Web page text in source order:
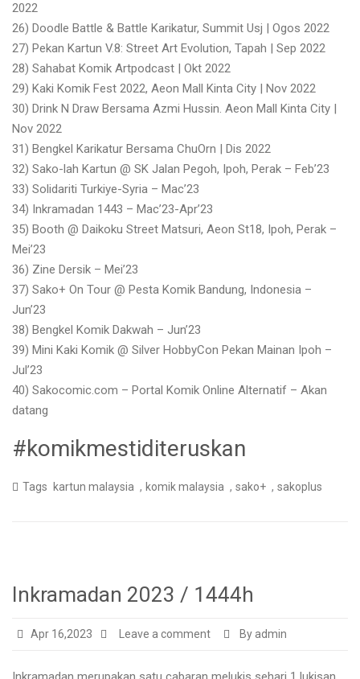
2022
26) Doodle Battle & Battle Karikatur, Summit Usj | Ogos 2022
27) Pekan Kartun V.8: Street Art Evolution, Tapah | Sep 2022
28) Sahabat Komik Artpodcast | Okt 2022
29) Kaki Komik Fest 2022, Aeon Mall Kinta City | Nov 2022
30) Drink N Draw Bersama Azmi Hussin. Aeon Mall Kinta City |
Nov 2022
31) Bengkel Karikatur Bersama ChuOrn | Dis 2022
32) Sako-lah Kartun @ SK Jalan Pegoh, Ipoh, Perak – Feb’23
33) Solidariti Turkiye-Syria – Mac’23
34) Inkramadan 1443 – Mac’23-Apr’23
35) Booth @ Daikoku Street Matsuri, Aeon St18, Ipoh, Perak –
Mei’23
36) Zine Dersik – Mei’23
37) Sako+ On Tour @ Pesta Komik Bandung, Indonesia –
Jun’23
38) Bengkel Komik Dakwah – Jun’23
39) Mini Kaki Komik @ Silver HobbyCon Pekan Mainan Ipoh –
Jul’23
40) Sakocomic.com – Portal Komik Online Alternatif – Akan
datang
#komikmestiditeruskan
Tags kartun malaysia , komik malaysia , sako+ , sakoplus
Inkramadan 2023 / 1444h
Apr 16,2023 Leave a comment By admin